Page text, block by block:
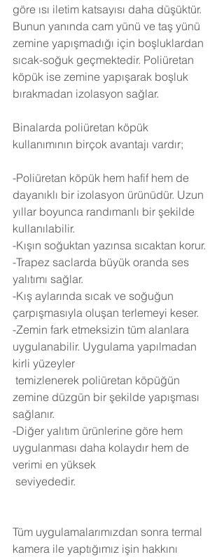
göre ısı iletim katsayısı daha düşüktür.
Bunun yanında cam yünü ve taş yünü
zemine yapışmadığı için boşluklardan
sıcak-soğuk geçmektedir. Poliüretan
köpük ise zemine yapışarak boşluk
bırakmadan izolasyon sağlar.
Binalarda poliüretan köpük
kullanımının birçok avantajı vardır;
-Poliüretan köpük hem hafif hem de
dayanıklı bir izolasyon ürünüdür. Uzun
yıllar boyunca randımanlı bir şekilde
kullanılabilir.
-Kışın soğuktan yazınsa sıcaktan korur.
-Trapez saclarda büyük oranda ses
yalıtımı sağlar.
-Kış aylarında sıcak ve soğuğun
çarpışmasıyla oluşan terlemeyi keser.
-Zemin fark etmeksizin tüm alanlara
uygulanabilir. Uygulama yapılmadan
kirli yüzeyler
zemine düzgün bir şekilde yapışması
sağlanır.
-Diğer yalıtım ürünlerine göre hem
uygulanması daha kolaydır hem de
verimi en yüksek
seviyededir.
Tüm uygulamalarımızdan sonra termal
kamera ile yaptığımız işin hakkını